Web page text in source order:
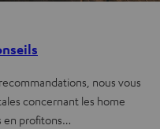
nous vous
concernant les home
en profitons…